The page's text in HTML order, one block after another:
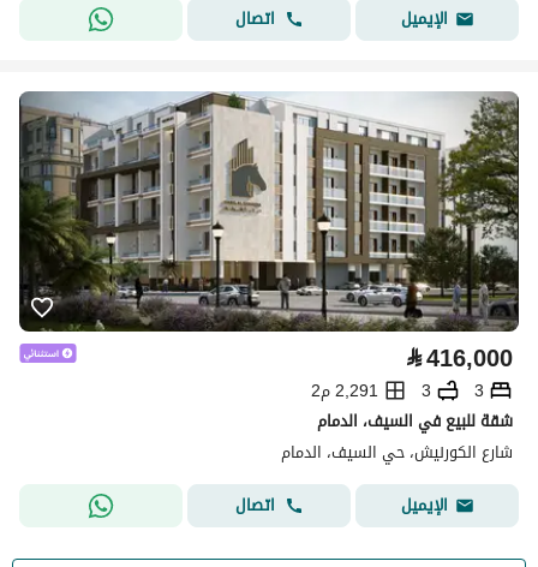
الإيميل
اتصال
⃁416,000
3
3
2,291 م2
شقة للبيع في السيف، الدمام
شارع الكورنيش، حي السيف، الدمام
الإيميل
اتصال